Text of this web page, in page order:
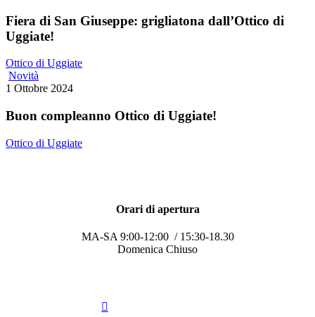
Fiera di San Giuseppe: grigliatona dall’Ottico di
Uggiate!
Ottico di Uggiate
Novità
1 Ottobre 2024
Buon compleanno Ottico di Uggiate!
Ottico di Uggiate
Orari di apertura
MA-SA 9:00-12:00 / 15:30-18.30
Domenica Chiuso